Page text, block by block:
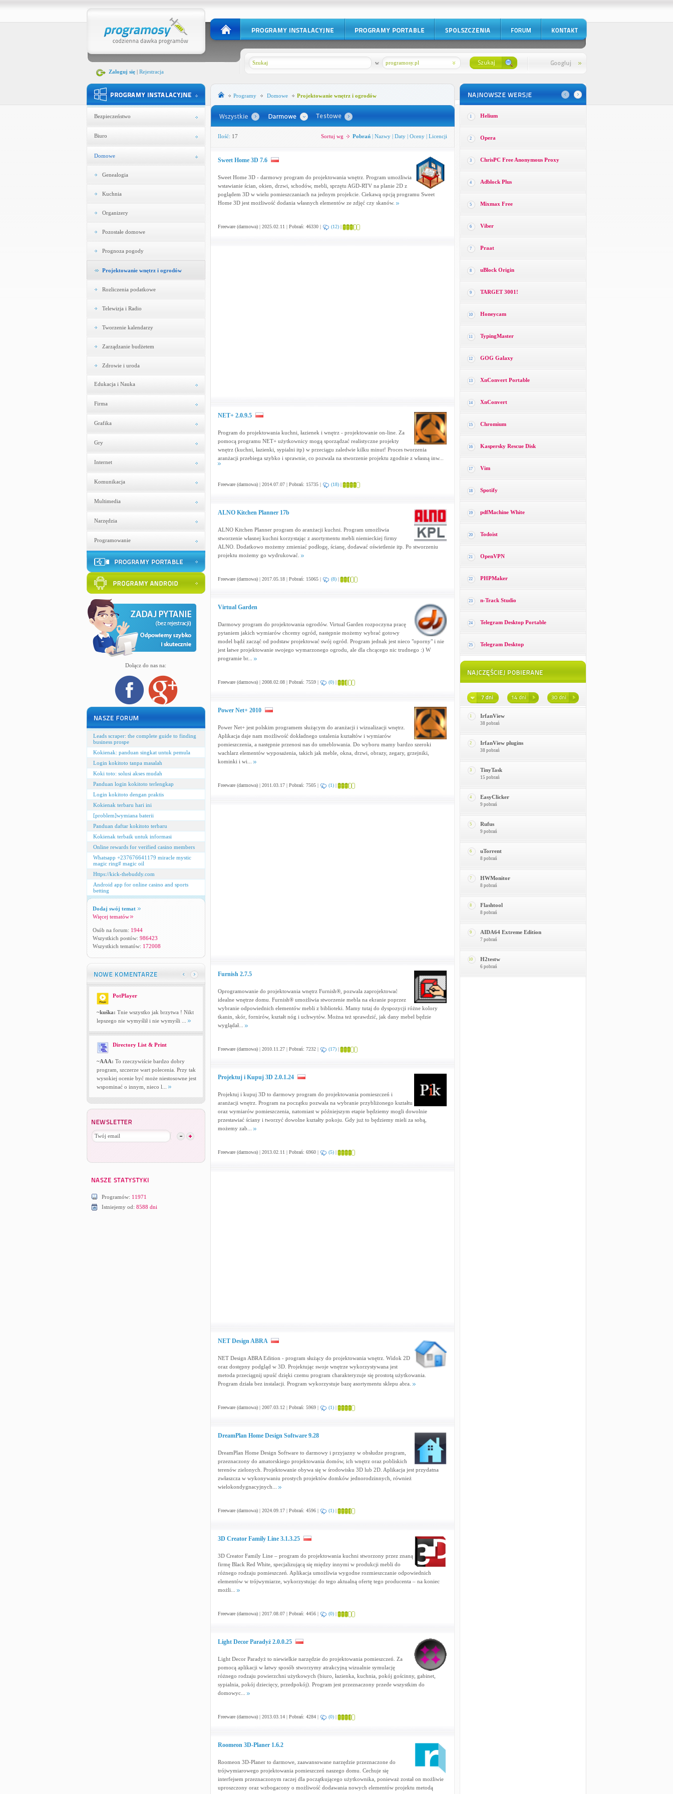
Zaloguj się| Rejestracja
programosy.pl
w
Bezpieczeństwo
Biuro
Domowe
Genealogia
Kuchnia
Organizery
Pozostałe domowe
Prognoza pogody
Projektowanie wnętrz i ogrodów
Rozliczenia podatkowe
Telewizja i Radio
Tworzenie kalendarzy
Zarządzanie budżetem
Zdrowie i uroda
Edukacja i Nauka
Firma
Grafika
Gry
Internet
Komunikacja
Multimedia
Narzędzia
Programowanie
Dołącz do nas na:
Leads scraper: the complete guide to finding
business prospe
Kokienak: panduan singkat untuk pemula
Login kokitoto tanpa masalah
Koki toto: solusi akses mudah
Panduan login kokitoto terlengkap
Login kokitoto dengan praktis
Kokienak terbaru hari ini
[problem]wymiana baterii
Panduan daftar kokitoto terbaru
Kokienak terbaik untuk informasi
Online rewards for verified casino members
Whatsapp +237676641179 miracle mystic
magic ring# magic oil
Https://kick-thebuddy.com
Android app for online casino and sports
betting
Dodaj swój temat
Więcej tematów
Osób na forum: 1944
Wszystkich postów: 986423
Wszystkich tematów: 172008
PotPlayer
~kuśka: Tnie wszystko jak brzytwa ! Nikt
lepszego nie wymyślił i nie wymyśli ...
Directory List & Print
~AAA: To rzeczywiście bardzo dobry
program, szczerze wart polecenia. Przy tak
wysokiej ocenie być może niestosowne jest
wspominać o innym, nieco l...
Programów: 11971
Istniejemy od: 8588 dni
Programy Domowe Projektowanie wnętrz i ogrodów
Ilość: 17 Sortuj wg Pobrań| Nazwy| Daty| Oceny| Licencji
Sweet Home 3D 7.6
Sweet Home 3D - darmowy program do projektowania wnętrz. Program umożliwia
wstawianie ścian, okien, drzwi, schodów, mebli, sprzętu AGD-RTV na planie 2D z
poglądem 3D w wielu pomieszczaniach na jednym projekcie. Ciekawą opcją programu Sweet
Home 3D jest możliwość dodania własnych elementów ze zdjęć czy skanów.
Freeware (darmowa) | 2025.02.11 | Pobrań: 46330 | (12)|
NET+ 2.0.9.5
Program do projektowania kuchni, łazienek i wnętrz - projektowanie on-line. Za
pomocą programu NET+ użytkownicy mogą sporządzać realistyczne projekty
wnętrz (kuchni, łazienki, sypialni itp) w przeciągu zaledwie kilku minut! Proces tworzenia
aranżacji przebiega szybko i sprawnie, co pozwala na stworzenie projektu zgodnie z własną inw...
Freeware (darmowa) | 2014.07.07 | Pobrań: 15735 | (18)|
ALNO Kitchen Planner 17b
ALNO Kitchen Planner program do aranżacji kuchni. Program umożliwia
stworzenie własnej kuchni korzystając z asortymentu mebli niemieckiej firmy
ALNO. Dodatkowo możemy zmieniać podłogę, ścianę, dodawać oświetlenie itp. Po stworzeniu
projektu możemy go wydrukować.
Freeware (darmowa) | 2017.05.18 | Pobrań: 15065 | (8)|
Virtual Garden
Darmowy program do projektowania ogrodów. Virtual Garden rozpoczyna pracę
pytaniem jakich wymiarów chcemy ogród, następnie możemy wybrać gotowy
model bądź zacząć od podstaw projektować swój ogród. Program jednak jest nieco "oporny" i nie
jest łatwe projektowanie swojego wymarzonego ogrodu, ale dla chcącego nic trudnego :) W
programie br...
Freeware (darmowa) | 2008.02.08 | Pobrań: 7559 | (0)|
Power Net+ 2010
Power Net+ jest polskim programem służącym do aranżacji i wizualizacji wnętrz.
Aplikacja daje nam możliwość dokładnego ustalenia kształtów i wymiarów
pomieszczenia, a następnie przenosi nas do umeblowania. Do wyboru mamy bardzo szeroki
wachlarz elementów wyposażenia, takich jak meble, okna, drzwi, obrazy, zegary, grzejniki,
kominki i wi...
Freeware (darmowa) | 2011.03.17 | Pobrań: 7505 | (1)|
Furnish 2.7.5
Oprogramowanie do projektowania wnętrz Furnish®, pozwala zaprojektować
idealne wnętrze domu. Furnish® umożliwia stworzenie mebla na ekranie poprzez
wybranie odpowiednich elementów mebli z biblioteki. Mamy tutaj do dyspozycji różne kolory
tkanin, skór, fornirów, kształt nóg i uchwytów. Można też sprawdzić, jak dany mebel będzie
wyglądał...
Freeware (darmowa) | 2010.11.27 | Pobrań: 7232 | (17)|
Projektuj i Kupuj 3D 2.0.1.24
Projektuj i kupuj 3D to darmowy program do projektowania pomieszczeń i
aranżacji wnętrz. Program na początku pozwala na wybranie przybliżonego kształtu
oraz wymiarów pomieszczenia, natomiast w późniejszym etapie będziemy mogli dowolnie
przestawiać ściany i tworzyć dowolne kształty pokoju. Gdy już to będziemy mieli za sobą,
możemy zab...
Freeware (darmowa) | 2013.02.11 | Pobrań: 6960 | (5)|
NET Design ABRA
NET Design ABRA Edition - program służący do projektowania wnętrz. Widok 2D
oraz dostępny podgląd w 3D. Projektując swoje wnętrze wykorzystywana jest
metoda przeciągnij upuść dzięki czemu program charakteryzuje się prostotą użytkowania.
Program działa bez instalacji. Program wykorzystuje bazę asortymentu sklepu abra.
Freeware (darmowa) | 2007.03.12 | Pobrań: 5969 | (1)|
DreamPlan Home Design Software 9.28
DreamPlan Home Design Software to darmowy i przyjazny w obsłudze program,
przeznaczony do amatorskiego projektowania domów, ich wnętrz oraz pobliskich
terenów zielonych. Projektowanie obywa się w środowisku 3D lub 2D. Aplikacja jest przydatna
zwłaszcza w wykonywaniu prostych projektów domków jednorodzinnych, również
wielokondygnacyjnych...
Freeware (darmowa) | 2024.09.17 | Pobrań: 4596 | (1)|
3D Creator Family Line 3.1.3.25
3D Creator Family Line – program do projektowania kuchni stworzony przez znaną
firmę Black Red White, specjalizującą się między innymi w produkcji mebli do
różnego rodzaju pomieszczeń. Aplikacja umożliwia wygodne rozmieszczanie odpowiednich
elementów w trójwymiarze, wykorzystując do tego aktualną ofertę tego producenta – na koniec
możli...
Freeware (darmowa) | 2017.08.07 | Pobrań: 4456 | (0)|
Light Decor Paradyż 2.0.0.25
Light Decor Paradyż to niewielkie narzędzie do projektowania pomieszczeń. Za
pomocą aplikacji w łatwy sposób stworzymy atrakcyjną wizualnie symulację
różnego rodzaju powierzchni użytkowych (biuro, łazienka, kuchnia, pokój gościnny, gabinet,
sypialnia, pokój dziecięcy, przedpokój). Program jest przeznaczony przede wszystkim do
domowyc...
Freeware (darmowa) | 2013.03.14 | Pobrań: 4284 | (0)|
Roomeon 3D-Planer 1.6.2
Roomeon 3D-Planer to darmowe, zaawansowane narzędzie przeznaczone do
trójwymiarowego projektowania pomieszczeń naszego domu. Cechuje się
interfejsem przeznaczonym raczej dla początkującego użytkownika, ponieważ został on możliwie
uproszczony oraz wzbogacony o możliwość dodawania nowych elementów projektu metodą
1 Helium
2 Opera
3 ChrisPC Free Anonymous Proxy
4 Adblock Plus
5 Mixmax Free
6 Viber
7 Praat
8 uBlock Origin
9 TARGET 3001!
10 Honeycam
11 TypingMaster
12 GOG Galaxy
13 XnConvert Portable
14 XnConvert
15 Chromium
16 Kaspersky Rescue Disk
17 Vim
18 Spotify
19 pdfMachine White
20 Todoist
21 OpenVPN
22 PHPMaker
23 n-Track Studio
24 Telegram Desktop Portable
25 Telegram Desktop
1 IrfanView
38 pobrań
2 IrfanView plugins
38 pobrań
3 TinyTask
15 pobrań
4 EasyClicker
9 pobrań
5 Rufus
9 pobrań
6 uTorrent
8 pobrań
7 HWMonitor
8 pobrań
8 Flashtool
8 pobrań
9 AIDA64 Extreme Edition
7 pobrań
10 H2testw
6 pobrań